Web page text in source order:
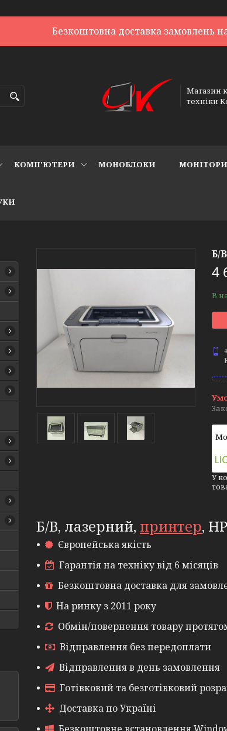
Безкоштовна доставка замовлень
Магазин
техніки
КОМП'ЮТЕРИ МОНОБЛОКИ МОНІТОРИ
Б/
4
В
У
Б/В, лазерний, принтер,
Європейська якість
Гарантія на техніку від 6 місяців
Безкоштовна доставка для
На ринку з 2011 року
Обмін/повернення товару
Відправлення без передоплати
Відправлення в день замовлення
Готівковий та безготівковий
Доставка по Україні